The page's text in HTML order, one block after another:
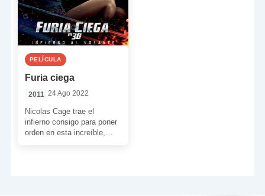
PELÍCULA
Furia ciega
2011 24 Ago 2022
Nicolas Cage trae el
infierno consigo para poner
orden en esta increíble,